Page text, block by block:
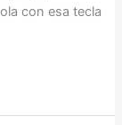
con esa tecla